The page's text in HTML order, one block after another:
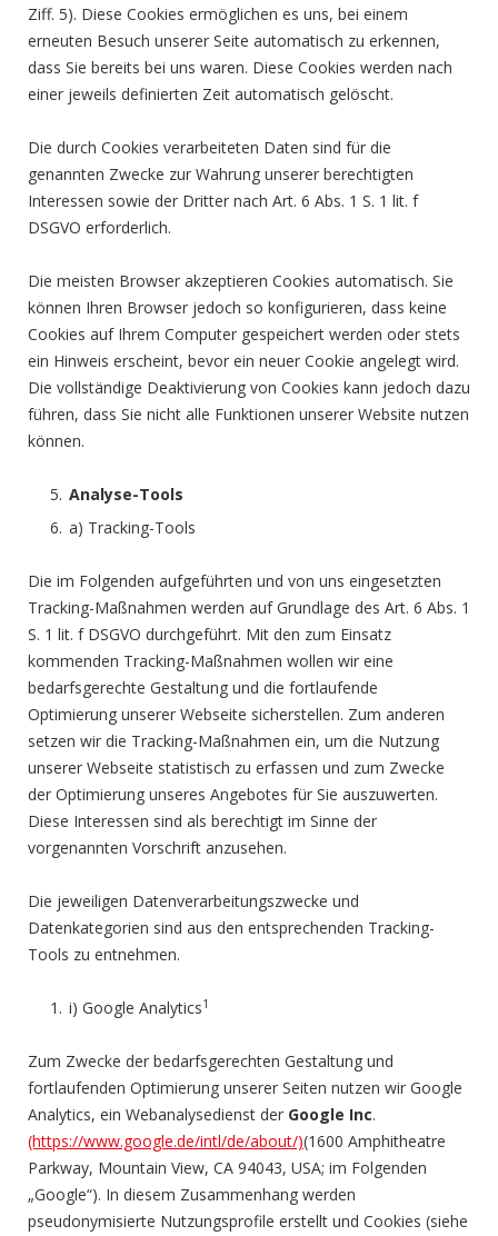
Ziff. 5). Diese Cookies ermöglichen es uns, bei einem
erneuten Besuch unserer Seite automatisch zu erkennen,
dass Sie bereits bei uns waren. Diese Cookies werden nach
einer jeweils definierten Zeit automatisch gelöscht.
Die durch Cookies verarbeiteten Daten sind für die
genannten Zwecke zur Wahrung unserer berechtigten
Interessen sowie der Dritter nach Art. 6 Abs. 1 S. 1 lit. f
DSGVO erforderlich.
Die meisten Browser akzeptieren Cookies automatisch. Sie
können Ihren Browser jedoch so konfigurieren, dass keine
Cookies auf Ihrem Computer gespeichert werden oder stets
ein Hinweis erscheint, bevor ein neuer Cookie angelegt wird.
Die vollständige Deaktivierung von Cookies kann jedoch dazu
führen, dass Sie nicht alle Funktionen unserer Website nutzen
können.
Analyse-Tools
a) Tracking-Tools
Die im Folgenden aufgeführten und von uns eingesetzten
Tracking-Maßnahmen werden auf Grundlage des Art. 6 Abs. 1
S. 1 lit. f DSGVO durchgeführt. Mit den zum Einsatz
kommenden Tracking-Maßnahmen wollen wir eine
bedarfsgerechte Gestaltung und die fortlaufende
Optimierung unserer Webseite sicherstellen. Zum anderen
setzen wir die Tracking-Maßnahmen ein, um die Nutzung
unserer Webseite statistisch zu erfassen und zum Zwecke
der Optimierung unseres Angebotes für Sie auszuwerten.
Diese Interessen sind als berechtigt im Sinne der
vorgenannten Vorschrift anzusehen.
Die jeweiligen Datenverarbeitungszwecke und
Datenkategorien sind aus den entsprechenden Tracking-
Tools zu entnehmen.
i) Google Analytics1
Zum Zwecke der bedarfsgerechten Gestaltung und
fortlaufenden Optimierung unserer Seiten nutzen wir Google
Analytics, ein Webanalysedienst der Google Inc.
(https://www.google.de/intl/de/about/)(1600 Amphitheatre
Parkway, Mountain View, CA 94043, USA; im Folgenden
„Google“). In diesem Zusammenhang werden
pseudonymisierte Nutzungsprofile erstellt und Cookies (siehe